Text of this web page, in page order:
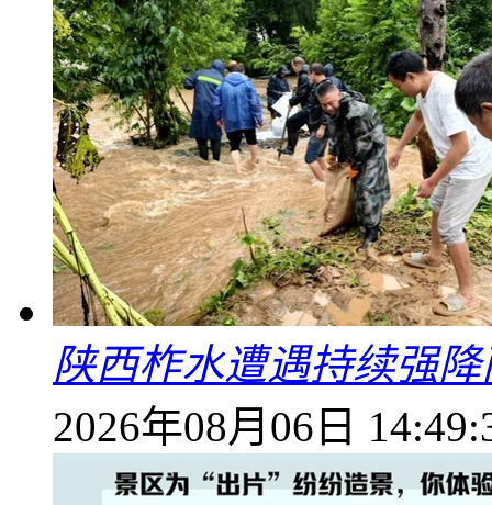
陕西柞水遭遇持续强
2026年08月06日